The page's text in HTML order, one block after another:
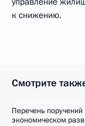
к снижению.
Смотрите
Перечень
экономическом